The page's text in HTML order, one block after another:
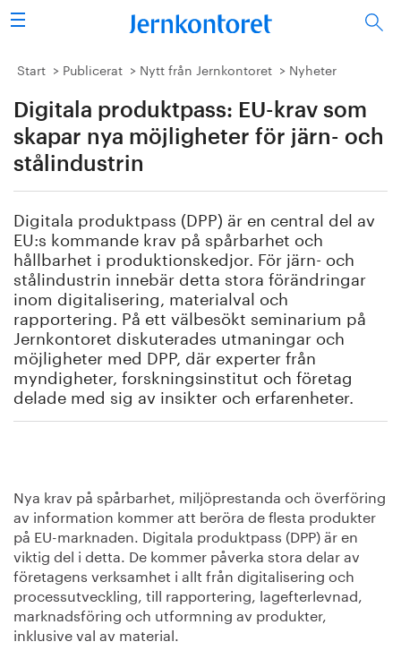
Sök
Stålindustrin
Vision 2050
Forskning/utbildning
Vi tycker
Publicerat
Bildbank
Om oss
Start Publicerat Nytt från Jernkontoret Nyheter
Digitala produktpass: EU-krav som
skapar nya möjligheter för järn- och
stålindustrin
Digitala produktpass (DPP) är en central del av
EU:s kommande krav på spårbarhet och
hållbarhet i produktionskedjor. För järn- och
stålindustrin innebär detta stora förändringar
inom digitalisering, materialval och
rapportering. På ett välbesökt seminarium på
Jernkontoret diskuterades utmaningar och
möjligheter med DPP, där experter från
myndigheter, forskningsinstitut och företag
delade med sig av insikter och erfarenheter.
Nya krav på spårbarhet, miljöprestanda och överföring
av information kommer att beröra de flesta produkter
på EU-marknaden. Digitala produktpass (DPP) är en
viktig del i detta. De kommer påverka stora delar av
företagens verksamhet i allt från digitalisering och
processutveckling, till rapportering, lagefterlevnad,
marknadsföring och utformning av produkter,
inklusive val av material.